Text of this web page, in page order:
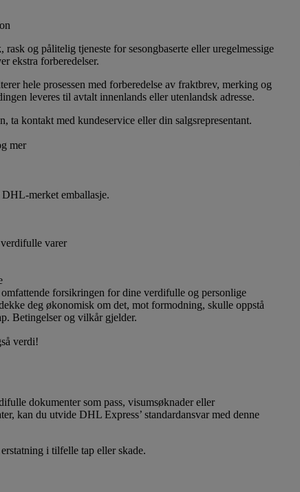
rask og pålitelig tjeneste for sesongbaserte eller uregelmessige
ekstra forberedelser.
hele prosessen med forberedelse av fraktbrev, merking og
leveres til avtalt innenlands eller utenlandsk adresse.
ta kontakt med kundeservice eller din salgsrepresentant.
mer
merket emballasje.
varer
forsikringen for dine verdifulle og personlige
deg økonomisk om det, mot formodning, skulle oppstå
Betingelser og vilkår gjelder.
verdi!
dokumenter som pass, visumsøknader eller
kan du utvide DHL Express’ standardansvar med denne
i tilfelle tap eller skade.